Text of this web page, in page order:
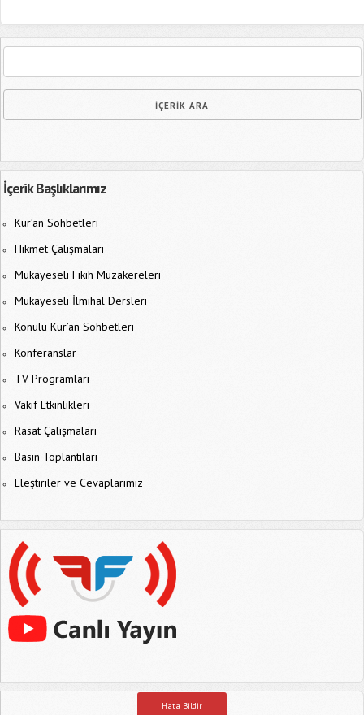
İçerik Başlıklarımız
Kur’an Sohbetleri
Hikmet Çalışmaları
Mukayeseli Fıkıh Müzakereleri
Mukayeseli İlmihal Dersleri
Konulu Kur’an Sohbetleri
Konferanslar
TV Programları
Vakıf Etkinlikleri
Rasat Çalışmaları
Basın Toplantıları
Eleştiriler ve Cevaplarımız
Hata Bildir